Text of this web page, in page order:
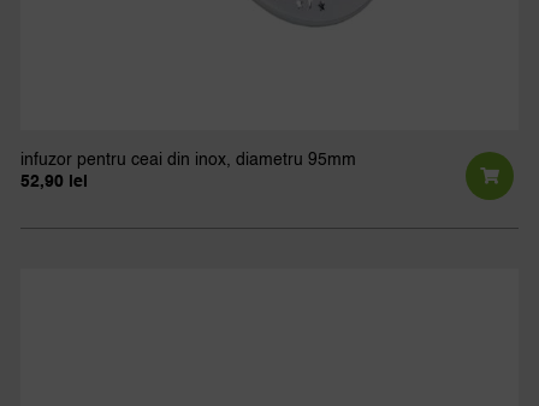
infuzor pentru ceai din inox, diametru 95mm
52,90
lei